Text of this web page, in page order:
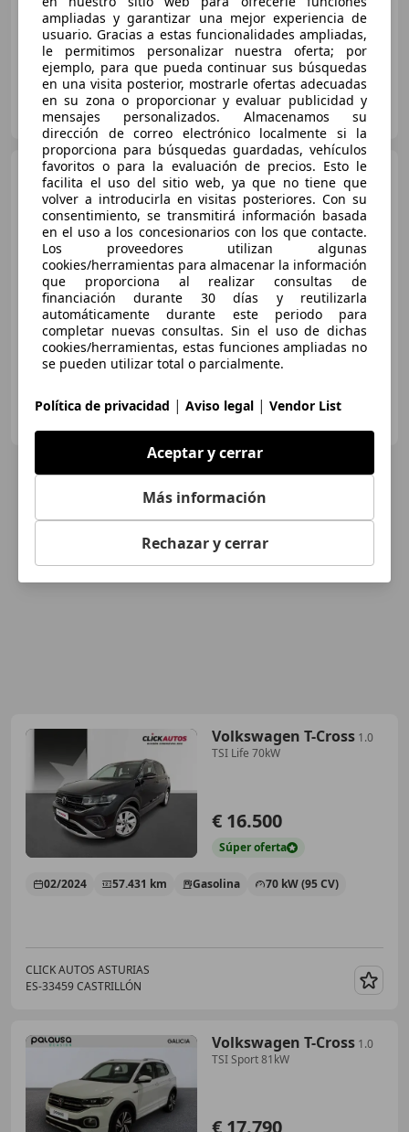
05/2023 82.462 km Gasolina 81 kW (110 CV)
FLEXICAR OVIEDO
ES-33010 Oviedo
Volkswagen T-Cross 1.0
TSI Advance DSG7 81kW
€ 16.290
Súperoferta
05/2023 89.824 km Gasolina 81 kW (110 CV)
FLEXICAR ASTURIAS.
Volkswagen T-Cross 1.0
TSI Life 70kW
€ 16.500
Súperoferta
02/2024 57.431 km Gasolina 70 kW (95 CV)
CLICK AUTOS ASTURIAS
ES-33459 CASTRILLÓN
Volkswagen T-Cross 1.0
TSI Sport 81kW
ampliadas y garantizar una mejor experiencia de
usuario. Gracias a estas funcionalidades ampliadas,
le permitimos personalizar nuestra oferta; por
ejemplo, para que pueda continuar sus búsquedas
en una visita posterior, mostrarle ofertas adecuadas
en su zona o proporcionar y evaluar publicidad y
mensajes personalizados. Almacenamos su
dirección de correo electrónico localmente si la
proporciona para búsquedas guardadas, vehículos
favoritos o para la evaluación de precios. Esto le
facilita el uso del sitio web, ya que no tiene que
volver a introducirla en visitas posteriores. Con su
consentimiento, se transmitirá información basada
en el uso a los concesionarios con los que contacte.
Los proveedores utilizan algunas
cookies/herramientas para almacenar la información
que proporciona al realizar consultas de
financiación durante 30 días y reutilizarla
automáticamente durante este periodo para
completar nuevas consultas. Sin el uso de dichas
cookies/herramientas, estas funciones ampliadas no
se pueden utilizar total o parcialmente.
Política de privacidad | Aviso legal | Vendor List
Aceptar y cerrar
Más información
Rechazar y cerrar